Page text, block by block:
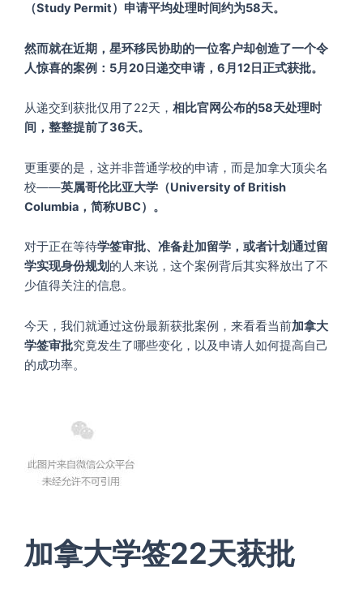
（Study Permit）申请平均处理时间约为58天。
然而就在近期，星环移民协助的一位客户却创造了一个令
人惊喜的案例：5月20日递交申请，6月12日正式获批。
从递交到获批仅用了22天， 相比官网公布的58天处理时
间，整整提前了36天。
更重要的是，这并非普通学校的申请，而是加拿大顶尖名
校——英属哥伦比亚大学（University of British
Columbia，简称UBC）。
对于正在等待学签审批、准备赴加留学，或者计划通过留
学实现身份规划 的人来说，这个案例背后其实释放出了不
少值得关注的信息。
今天，我们就通过这份最新获批案例，来看看当前加拿大
学签审批究竟发生了哪些变化，以及申请人如何提高自己
的成功率。
加拿大学签22天获批